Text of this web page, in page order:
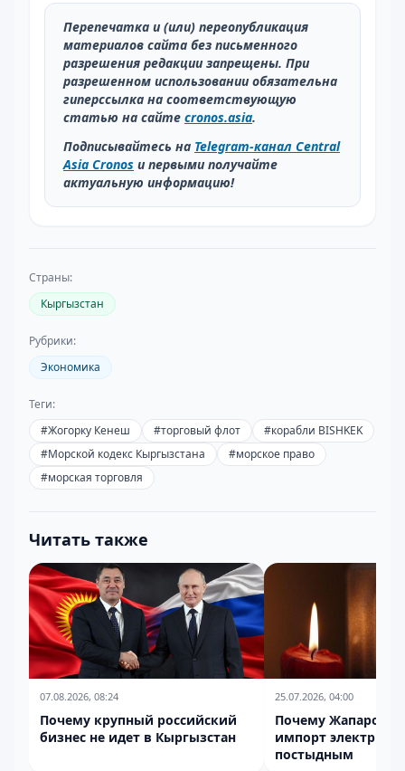
Перепечатка и (или) переопубликация
материалов сайта без письменного
разрешения редакции запрещены. При
разрешенном использовании обязательна
гиперссылка на соответствующую
статью на сайте cronos.asia.
Подписывайтесь на Telegram-канал Central
Asia Cronos и первыми получайте
актуальную информацию!
Страны:
Кыргызстан
Рубрики:
Экономика
Теги:
#Жогорку Кенеш #торговый флот #корабли BISHKEK
#Морской кодекс Кыргызстана #морское право
#морская торговля
Читать также
07.08.2026, 08:24
Почему крупный российский
бизнес не идет в Кыргызстан
25.07.2026, 04:00
Почему Жапаров
импорт
постыдным